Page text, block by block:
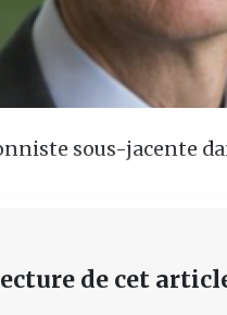
sous-jacente
de cet